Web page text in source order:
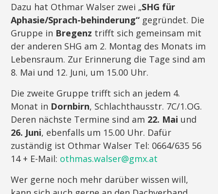
Dazu hat Othmar Walser zwei „SHG für
Aphasie/Sprach-behinderung“ gegründet. Die
Gruppe in Bregenz trifft sich gemeinsam mit
der anderen SHG am 2. Montag des Monats im
Lebensraum. Zur Erinnerung die Tage sind am
8. Mai und 12. Juni, um 15.00 Uhr.
Die zweite Gruppe trifft sich an jedem 4.
Monat in Dornbirn, Schlachthausstr. 7C/1.OG.
Deren nächste Termine sind am 22. Mai und
26. Juni, ebenfalls um 15.00 Uhr. Dafür
zuständig ist Othmar Walser Tel: 0664/635 56
14 + E-Mail: othmas.walser@gmx.at
Wer gerne noch mehr darüber wissen will,